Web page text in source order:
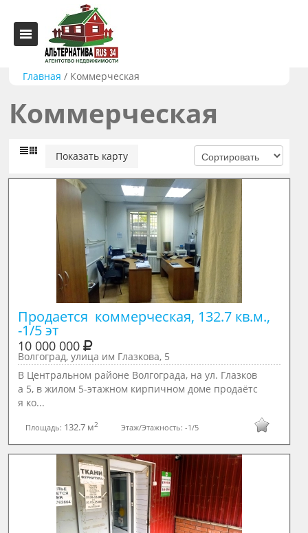
Главная / Коммерческая
Коммерческая
Показать карту
Продается  коммерческая, 132.7 кв.м.,
-1/5 эт
10 000 000
Волгоград, улица им Глазкова, 5
В Центральном районе Волгограда, на ул. Глазков
а 5, в жилом 5-этажном кирпичном доме продаётс
я ко...
Площадь: 132.7 м2 Этаж/Этажность:-1/5